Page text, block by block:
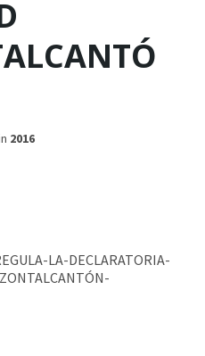
2016
LA-DECLARATORIA-